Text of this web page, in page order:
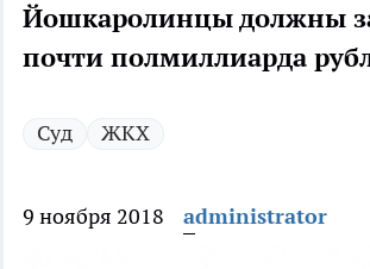
Йошкаролинцы должны
почти полмиллиарда
Суд ЖКХ
9 ноября 2018 administrator